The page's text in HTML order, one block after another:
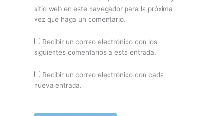
sitio web en este navegador para la próxima
vez que haga un comentario.
Recibir un correo electrónico con los
siguientes comentarios a esta entrada.
Recibir un correo electrónico con cada
nueva entrada.